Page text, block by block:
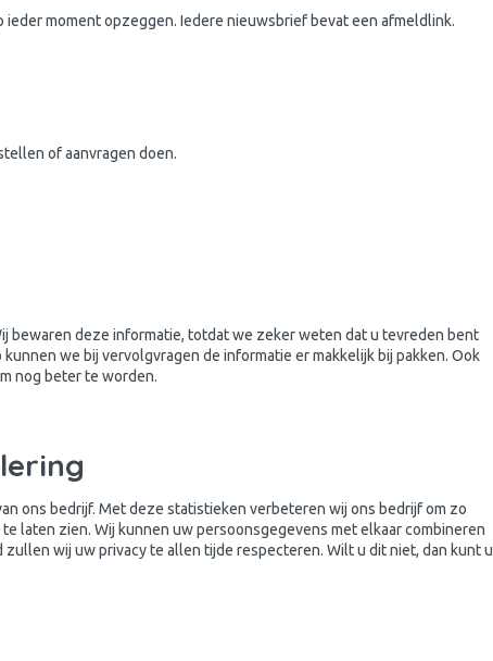
moment opzeggen. Iedere nieuwsbrief bevat een afmeldlink.
of aanvragen doen.
bewaren deze informatie, totdat we zeker weten dat u tevreden bent
we bij vervolgvragen de informatie er makkelijk bij pakken. Ook
nog beter te worden.
ons bedrijf. Met deze statistieken verbeteren wij ons bedrijf om zo
laten zien. Wij kunnen uw persoonsgegevens met elkaar combineren
wij uw privacy te allen tijde respecteren. Wilt u dit niet, dan kunt u